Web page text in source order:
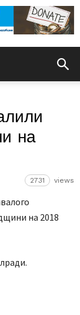
на
2731 views
на 2018